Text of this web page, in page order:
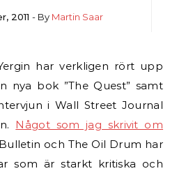
2011 - By Martin Saar
har verkligen rört upp
nya bok ”The Quest” samt
i Wall Street Journal
Något som jag skrivit om
och The Oil Drum har
som är starkt kritiska och